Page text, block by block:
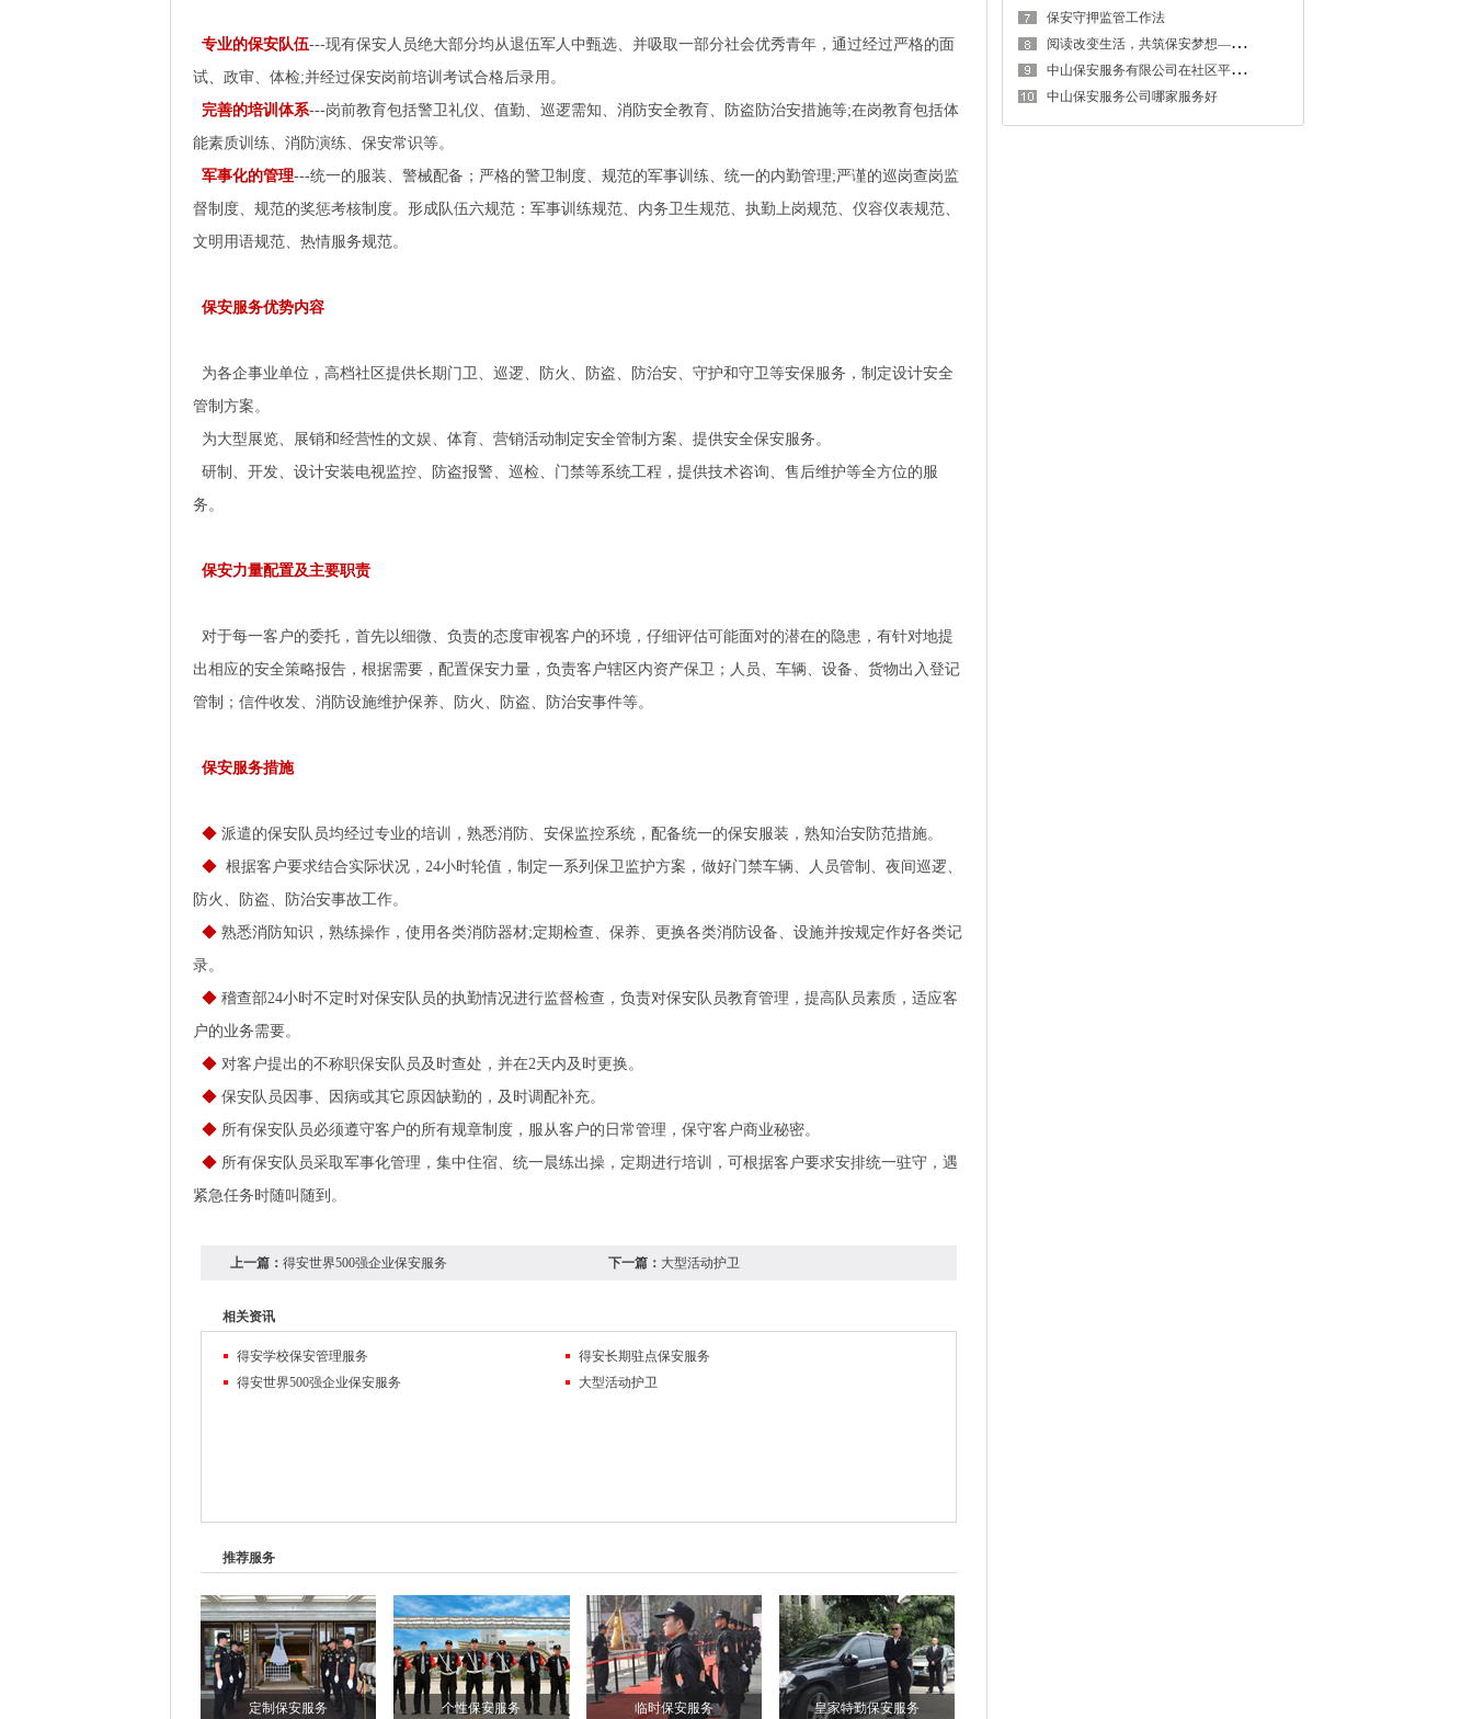
专业的保安队伍---现有保安人员绝大部分均从退伍军人中甄选、并吸取一部分社会优秀青年，通过经过严格的面
试、政审、体检;并经过保安岗前培训考试合格后录用。
完善的培训体系---岗前教育包括警卫礼仪、值勤、巡逻需知、消防安全教育、防盗防治安措施等;在岗教育包括体
能素质训练、消防演练、保安常识等。
军事化的管理---统一的服装、警械配备；严格的警卫制度、规范的军事训练、统一的内勤管理;严谨的巡岗查岗监
督制度、规范的奖惩考核制度。形成队伍六规范：军事训练规范、内务卫生规范、执勤上岗规范、仪容仪表规范、
文明用语规范、热情服务规范。
保安服务优势内容
为各企事业单位，高档社区提供长期门卫、巡逻、防火、防盗、防治安、守护和守卫等安保服务，制定设计安全
管制方案。
为大型展览、展销和经营性的文娱、体育、营销活动制定安全管制方案、提供安全保安服务。
研制、开发、设计安装电视监控、防盗报警、巡检、门禁等系统工程，提供技术咨询、售后维护等全方位的服
务。
保安力量配置及主要职责
对于每一客户的委托，首先以细微、负责的态度审视客户的环境，仔细评估可能面对的潜在的隐患，有针对地提
出相应的安全策略报告，根据需要，配置保安力量，负责客户辖区内资产保卫；人员、车辆、设备、货物出入登记
管制；信件收发、消防设施维护保养、防火、防盗、防治安事件等。
保安服务措施
◆ 派遣的保安队员均经过专业的培训，熟悉消防、安保监控系统，配备统一的保安服装，熟知治安防范措施。
◆根据客户要求结合实际状况，24小时轮值，制定一系列保卫监护方案，做好门禁车辆、人员管制、夜间巡逻、
防火、防盗、防治安事故工作。
◆熟悉消防知识，熟练操作，使用各类消防器材;定期检查、保养、更换各类消防设备、设施并按规定作好各类记
录。
◆稽查部24小时不定时对保安队员的执勤情况进行监督检查，负责对保安队员教育管理，提高队员素质，适应客
户的业务需要。
◆对客户提出的不称职保安队员及时查处，并在2天内及时更换。
◆ 保安队员因事、因病或其它原因缺勤的，及时调配补充。
◆所有保安队员必须遵守客户的所有规章制度，服从客户的日常管理，保守客户商业秘密。
◆所有保安队员采取军事化管理，集中住宿、统一晨练出操，定期进行培训，可根据客户要求安排统一驻守，遇
紧急任务时随叫随到。
上一篇：得安世界500强企业保安服务 下一篇： 大型活动护卫
相关资讯
得安学校保安管理服务
得安长期驻点保安服务
得安世界500强企业保安服务
大型活动护卫
推荐服务
定制保安服务 个性保安服务 临时保安服务 皇家特勤保安服务
保安守押监管工作法
阅
读改变生活，共筑保安梦想——广东得安保安系统读书月
中
山保安服务有限公司在社区平安建设发挥着助力者的重要作用
中山保安服务公司哪家服务好